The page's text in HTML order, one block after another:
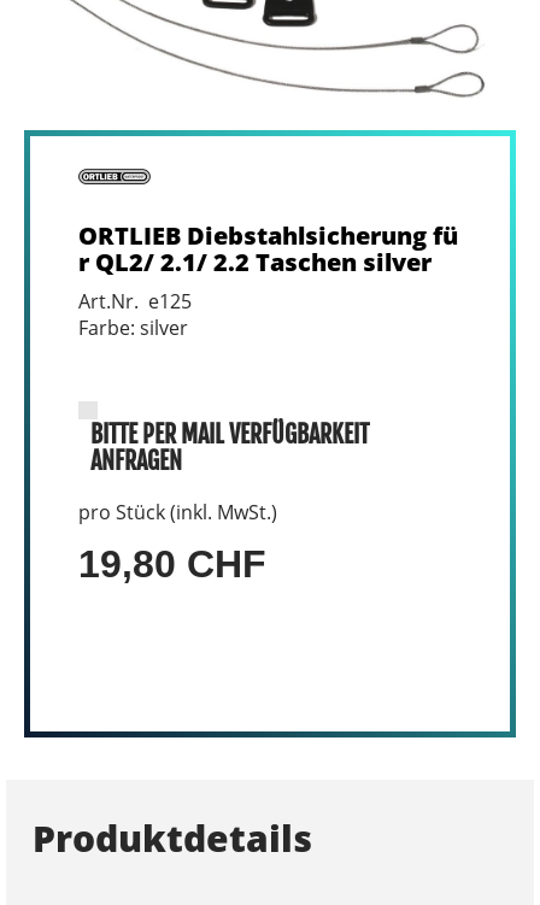
ORTLIEB Diebstahlsicherung fü
r QL2/ 2.1/ 2.2 Taschen silver
Art.Nr. e125
Farbe: silver
BITTE PER MAIL VERFÜGBARKEIT
ANFRAGEN
pro Stück (inkl. MwSt.)
19,80 CHF
Produktdetails